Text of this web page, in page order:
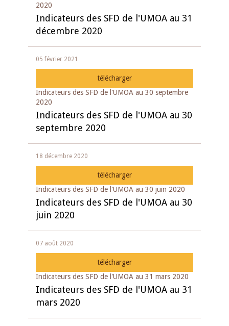
2020
Indicateurs des SFD de l'UMOA au 31
décembre 2020
05 février 2021
télécharger
Indicateurs des SFD de l'UMOA au 30 septembre
2020
Indicateurs des SFD de l'UMOA au 30
septembre 2020
18 décembre 2020
télécharger
Indicateurs des SFD de l'UMOA au 30 juin 2020
Indicateurs des SFD de l'UMOA au 30
juin 2020
07 août 2020
télécharger
Indicateurs des SFD de l'UMOA au 31 mars 2020
Indicateurs des SFD de l'UMOA au 31
mars 2020